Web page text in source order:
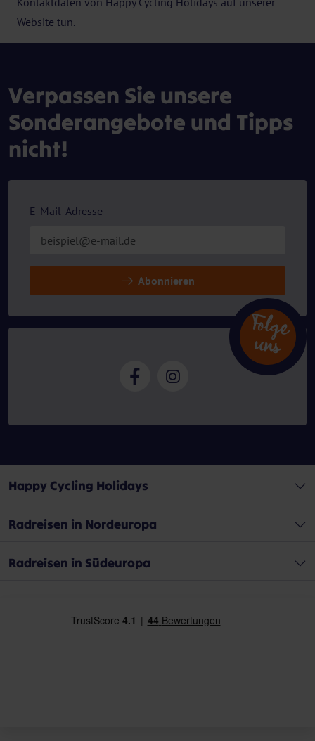
Website tun.
Verpassen Sie unsere
Sonderangebote und Tipps
nicht!
E-Mail-Adresse
Abonnieren
Folg
e
u
n
s
Happy Cycling Holidays
Radreisen in Nordeuropa
Radreisen in Südeuropa